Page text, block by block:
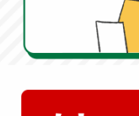
O先生は、私の
れました。授業
ないように必死
ちでいっぱいです。